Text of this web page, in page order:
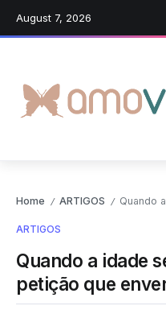
August 7, 2026
Home / ARTIGOS / Quando a
ARTIGOS
Quando a idade
petição que